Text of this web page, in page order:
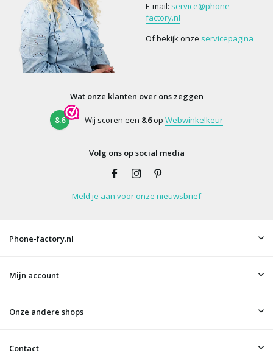
E-mail: service@phone-
factory.nl
Of bekijk onze servicepagina
Wat onze klanten over ons zeggen
8.6 Wij scoren een 8.6op Webwinkelkeur
Volg ons op social media
Meld je aan voor onze nieuwsbrief
Phone-factory.nl
Mijn account
Onze andere shops
Contact